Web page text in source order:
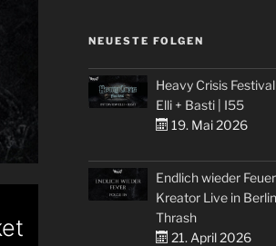
NEUESTE FOLGEN
Heavy Crisis
Elli + Basti | I55
19. Mai 2026
Endlich wieder Feuer
Kreator Live in
Thrash
21. April 2026